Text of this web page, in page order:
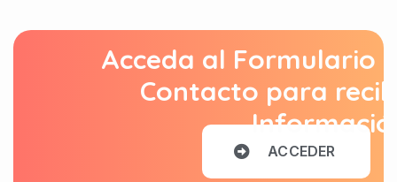
Acceda al Formulario
Contacto para
ACCEDER